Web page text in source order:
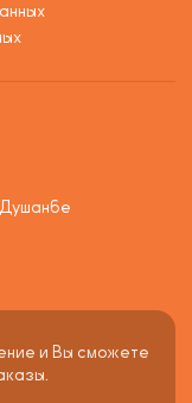
Душанбе
и Вы сможете